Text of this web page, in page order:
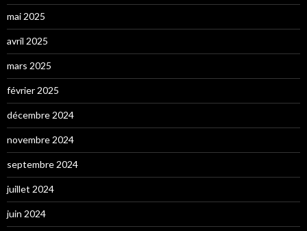
mai 2025
avril 2025
mars 2025
février 2025
décembre 2024
novembre 2024
septembre 2024
juillet 2024
juin 2024